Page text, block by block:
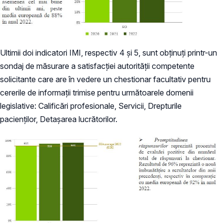
Ultimii doi indicatori IMI, respectiv 4 și 5, sunt obținuți printr-un
sondaj de măsurare a satisfacției autorității competente
solicitante care are în vedere un chestionar facultativ pentru
cererile de informații trimise pentru următoarele domenii
legislative: Calificări profesionale, Servicii, Drepturile
pacienților, Detașarea lucrătorilor.